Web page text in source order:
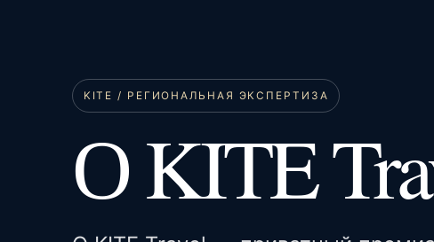
KITE / РЕГИОНАЛЬНАЯ ЭКСПЕРТИЗА
О KITE